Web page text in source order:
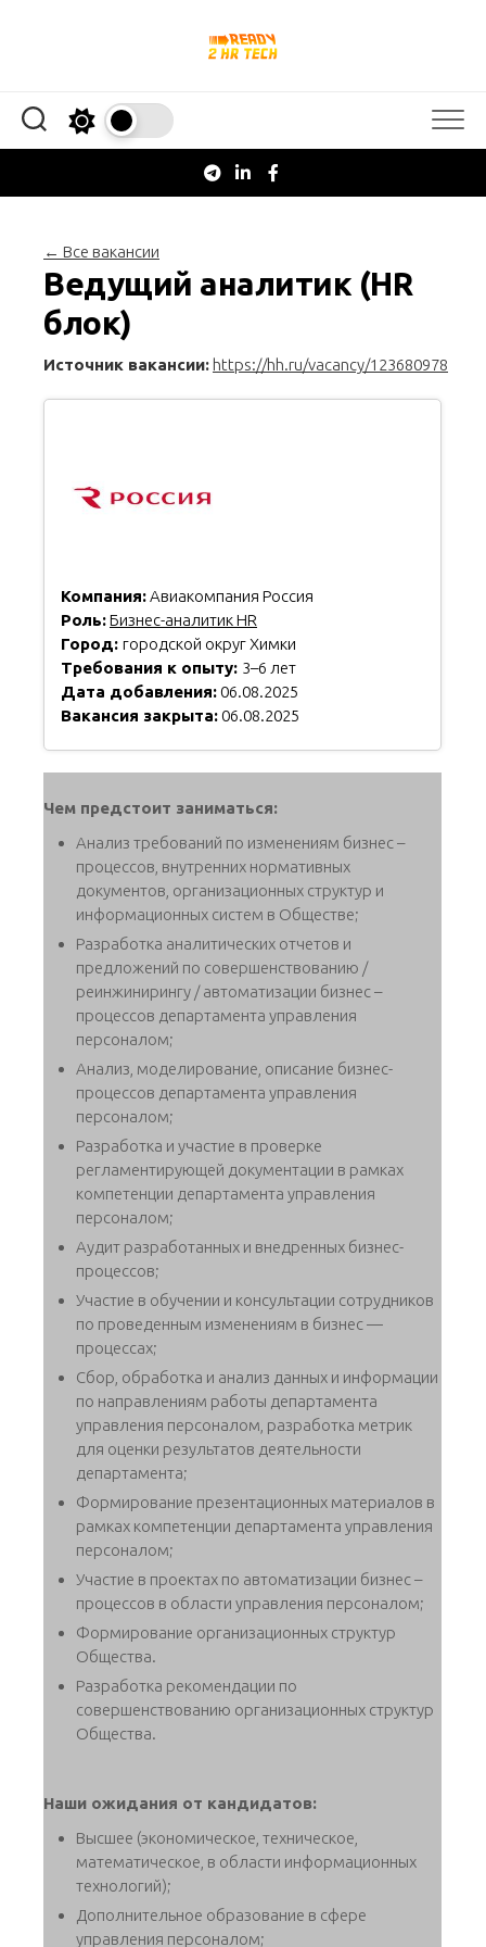
← Все вакансии
Ведущий аналитик (HR
блок)
Источник вакансии: https://hh.ru/vacancy/123680978
Компания:Авиакомпания Россия
Роль:Бизнес-аналитик HR
Город: городской округ Химки
Требования к опыту: 3–6 лет
Дата добавления: 06.08.2025
Вакансия закрыта: 06.08.2025
Чем предстоит заниматься:
Анализ требований по изменениям бизнес –
процессов, внутренних нормативных
документов, организационных структур и
информационных систем в Обществе;
Разработка аналитических отчетов и
предложений по совершенствованию /
реинжинирингу / автоматизации бизнес –
процессов департамента управления
персоналом;
Анализ, моделирование, описание бизнес-
процессов департамента управления
персоналом;
Разработка и участие в проверке
регламентирующей документации в рамках
компетенции департамента управления
персоналом;
Аудит разработанных и внедренных бизнес-
процессов;
Участие в обучении и консультации сотрудников
по проведенным изменениям в бизнес —
процессах;
Сбор, обработка и анализ данных и информации
по направлениям работы департамента
управления персоналом, разработка метрик
для оценки результатов деятельности
департамента;
Формирование презентационных материалов в
рамках компетенции департамента управления
персоналом;
Участие в проектах по автоматизации бизнес –
процессов в области управления персоналом;
Формирование организационных структур
Общества.
Разработка рекомендации по
совершенствованию организационных структур
Общества.
Наши ожидания от кандидатов:
Высшее (экономическое, техническое,
математическое, в области информационных
технологий);
Дополнительное образование в сфере
управления персоналом;